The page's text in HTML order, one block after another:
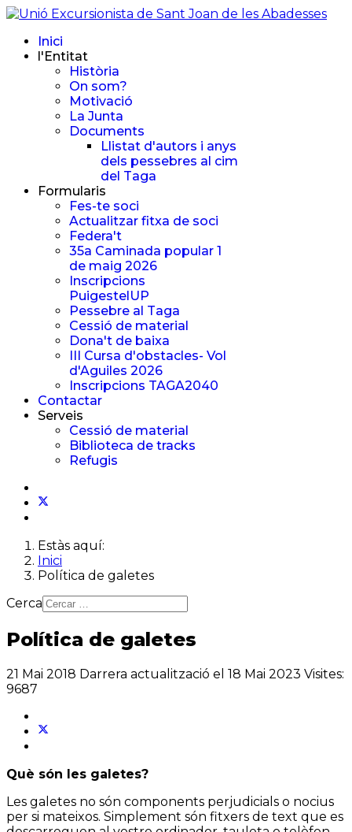
Inici
l'Entitat
Història
On som?
Motivació
La Junta
Documents
Llistat d'autors i anys
dels pessebres al cim
del Taga
Formularis
Fes-te soci
Actualitzar fitxa de soci
Federa't
35a Caminada popular 1
de maig 2026
Inscripcions
PuigestelUP
Pessebre al Taga
Cessió de material
Dona't de baixa
III Cursa d'obstacles- Vol
d'Aguiles 2026
Inscripcions TAGA2040
Contactar
Serveis
Cessió de material
Biblioteca de tracks
Refugis
Estàs aquí:
Inici
Política de galetes
Cerca
Política de galetes
21 Mai 2018 Darrera actualització el 18 Mai 2023 Visites:
9687
Què són les galetes?
Les galetes no són components perjudicials o nocius
per si mateixos. Simplement són fitxers de text que es